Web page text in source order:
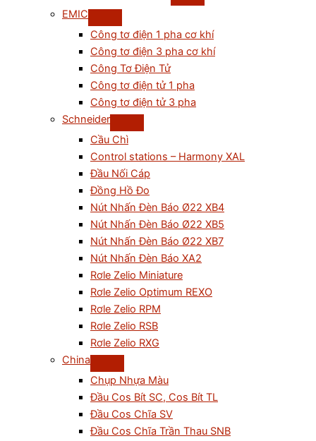
EMIC
Công tơ điện 1 pha cơ khí
Công tơ điện 3 pha cơ khí
Công Tơ Điện Tử
Công tơ điện tử 1 pha
Công tơ điện tử 3 pha
Schneider
Cầu Chì
Control stations – Harmony XAL
Đầu Nối Cáp
Đồng Hồ Đo
Nút Nhấn Đèn Báo Ø22 XB4
Nút Nhấn Đèn Báo Ø22 XB5
Nút Nhấn Đèn Báo Ø22 XB7
Nút Nhấn Đèn Báo XA2
Rơle Zelio Miniature
Rơle Zelio Optimum REXO
Rơle Zelio RPM
Rơle Zelio RSB
Rơle Zelio RXG
China
Chụp Nhựa Màu
Đầu Cos Bít SC, Cos Bít TL
Đầu Cos Chĩa SV
Đầu Cos Chĩa Trần Thau SNB